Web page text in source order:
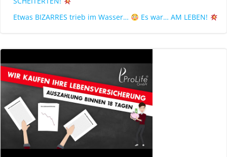
Etwas BIZARRES trieb im Wasser…
Es war… AM LEBEN!